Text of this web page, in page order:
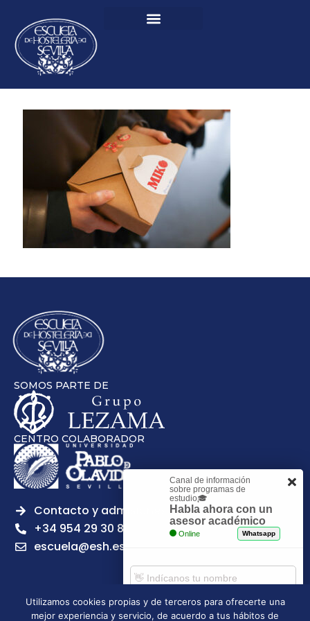
SOMOS PARTE DE
CENTRO COLABORADOR
Contacto y admisiones
+34 954 29 30 81
escuela@esh.es
Utilizamos cookies propias y de terceros para ofrecerte una
mejor experiencia y servicio, de acuerdo a tus hábitos de
Canal de información
sobre programas de
estudio🎓
Habla ahora con un
asesor académico
Online Whatsapp